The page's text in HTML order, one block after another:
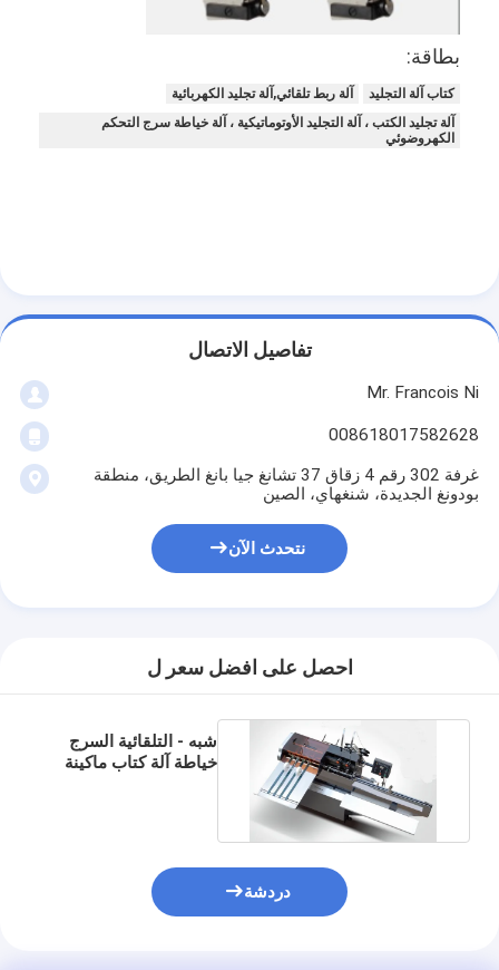
منتجات
أشرطة فيديو
معلومات عنا
جولة في المعمل
آلة قطع الليزر
قطع الصلب القاعدة
بطاقة:
كتاب آلة التجليد
آلة ربط تلقائي,آلة تجليد الكهربائية
آلة تجليد الكتب ، آلة التجليد الأوتوماتيكية ، آلة خياطة سرج التحكم
الكهروضوئي
تفاصيل الاتصال
Mr. Francois Ni
008618017582628
غرفة 302 رقم 4 زقاق 37 تشانغ جيا بانغ الطريق، منطقة
بودونغ الجديدة، شنغهاي، الصين
نتحدث الآن
احصل على افضل سعر ل
شبه - التلقائية السرج
خياطة آلة كتاب ماكينة
دردشة